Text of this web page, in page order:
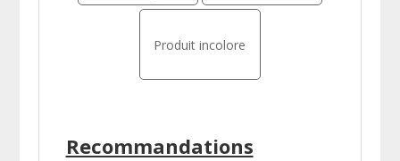
Produit incolore
Recommandations